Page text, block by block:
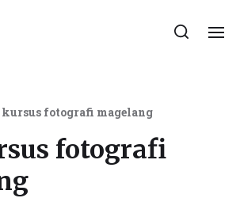
kursus fotografi magelang
fotografi